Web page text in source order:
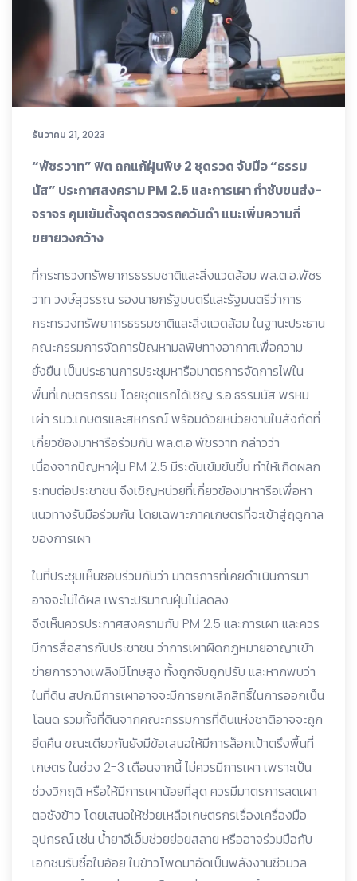
ธันวาคม 21, 2023
“พัชรวาท” ฟิต ถกแก้ฝุ่นพิษ 2 ชุดรวด จับมือ “ธรรม
นัส” ประกาศสงคราม PM 2.5 และการเผา กำชับขนส่ง-
จราจร คุมเข้มตั้งจุดตรวจรถควันดำ แนะเพิ่มความถี่
ขยายวงกว้าง
ที่กระทรวงทรัพยากรธรรมชาติและสิ่งแวดล้อม พล.ต.อ.พัชร
วาท วงษ์สุวรรณ รองนายกรัฐมนตรีและรัฐมนตรีว่าการ
กระทรวงทรัพยากรธรรมชาติและสิ่งแวดล้อม ในฐานะประธาน
คณะกรรมการจัดการปัญหามลพิษทางอากาศเพื่อความ
ยั่งยืน เป็นประธานการประชุมหารือมาตรการจัดการไฟใน
พื้นที่เกษตรกรรม โดยชุดแรกได้เชิญ ร.อ.ธรรมนัส พรหม
เผ่า รมว.เกษตรและสหกรณ์ พร้อมด้วยหน่วยงานในสังกัดที่
เกี่ยวข้องมาหารือร่วมกัน พล.ต.อ.พัชรวาท กล่าวว่า
เนื่องจากปัญหาฝุ่น PM 2.5 มีระดับเข้มข้นขึ้น ทำให้เกิดผลก
ระทบต่อประชาชน จึงเชิญหน่วยที่เกี่ยวข้องมาหารือเพื่อหา
แนวทางรับมือร่วมกัน โดยเฉพาะภาคเกษตรที่จะเข้าสู่ฤดูกาล
ของการเผา
ในที่ประชุมเห็นชอบร่วมกันว่า มาตรการที่เคยดำเนินการมา
อาจจะไม่ได้ผล เพราะปริมาณฝุ่นไม่ลดลง
จึงเห็นควรประกาศสงครามกับ PM 2.5 และการเผา และควร
มีการสื่อสารกับประชาชน ว่าการเผาผิดกฏหมายอาญาเข้า
ข่ายการวางเพลิงมีโทษสูง ทั้งถูกจับถูกปรับ และหากพบว่า
ในที่ดิน สปก.มีการเผาอาจจะมีการยกเลิกสิทธิ์ในการออกเป็น
โฉนด รวมทั้งที่ดินจากคณะกรรมการที่ดินแห่งชาติอาจจะถูก
ยึดคืน ขณะเดียวกันยังมีข้อเสนอให้มีการล็อกเป้าตรึงพื้นที่
เกษตร ในช่วง 2-3 เดือนจากนี้ ไม่ควรมีการเผา เพราะเป็น
ช่วงวิกฤติ หรือให้มีการเผาน้อยที่สุด ควรมีมาตรการลดเผา
ตอซังข้าว โดยเสนอให้ช่วยเหลือเกษตรกรเรื่องเครื่องมือ
อุปกรณ์ เช่น น้ำยาอีเอ็มช่วยย่อยสลาย หรืออาจร่วมมือกับ
เอกชนรับซื้อใบอ้อย ใบข้าวโพดมาอัดเป็นพลังงานชีวมวล